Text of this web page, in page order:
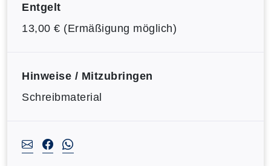
Entgelt
13,00 € (Ermäßigung möglich)
Hinweise / Mitzubringen
Schreibmaterial